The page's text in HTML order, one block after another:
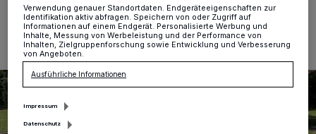
05.08.2022 , 16:03 Uhr Eine Minute Lesezeit
Verwendung genauer Standortdaten. Endgeräteeigenschaften zur
Identifikation aktiv abfragen. Speichern von oder Zugriff auf
Informationen auf einem Endgerät. Personalisierte Werbung und
Inhalte, Messung von Werbeleistung und der Performance von
Inhalten, Zielgruppenforschung sowie Entwicklung und Verbesserung
von Angeboten.
Ausführliche Informationen
Impressum
Datenschutz